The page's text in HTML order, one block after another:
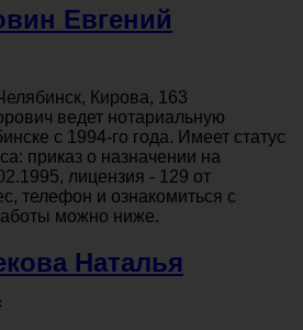
Евгений
Кирова, 163
ведет нотариальную
с 1994-го года. Имеет статус
приказ о назначении на
лицензия - 129 от
телефон и ознакомиться с
можно ниже.
Наталья